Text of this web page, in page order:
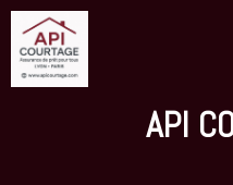
API